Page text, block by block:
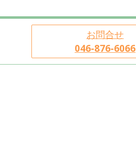
お問合せ
046-876-6066